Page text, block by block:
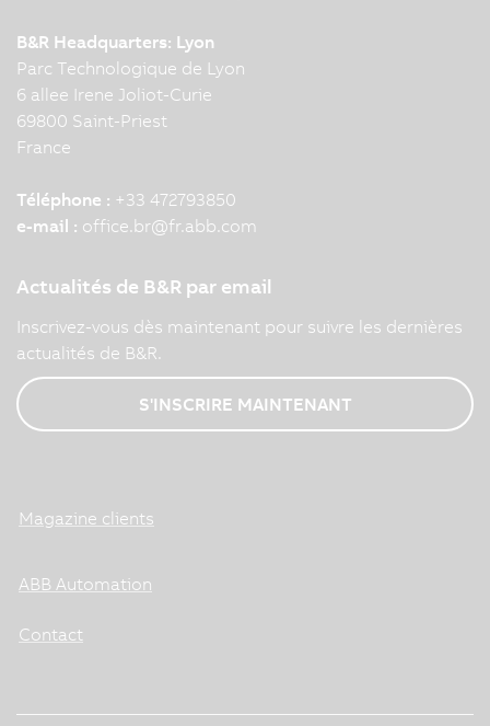
B&R Headquarters: Lyon
Parc Technologique de Lyon
6 allee Irene Joliot-Curie
69800 Saint-Priest
France
Téléphone : +33 472793850
e-mail : office.br@fr.abb.com
Actualités de B&R par email
Inscrivez-vous dès maintenant pour suivre les dernières
actualités de B&R.
S'INSCRIRE MAINTENANT
Magazine clients
ABB Automation
Contact